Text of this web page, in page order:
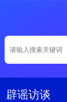
辟谣访谈